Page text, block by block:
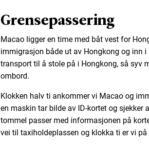
Grensepassering
Macao ligger en time med båt vest for
immigrasjon både ut av Hongkong og inn
transport til å stole på i Hongkong, så syv
ombord.
Klokken halv ti ankommer vi Macao og
en maskin tar bilde av ID-kortet og sjekker
tommel passer med informasjonen på
vei til taxiholdeplassen og klokka ti er vi på